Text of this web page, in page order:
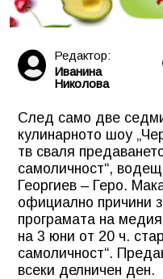
Редактор:
Иванина
Николова
След само две
кулинарното шоу
тв сваля
самоличност“,
Георгиев – Геро.
официално причини
програмата на
на 3 юни от 20 ч.
самоличност“.
всеки делничен ден.